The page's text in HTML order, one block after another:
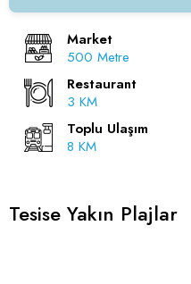
Market
500 Metre
Restaurant
3 KM
Toplu Ulaşım
8 KM
Tesise Yakın Plajlar